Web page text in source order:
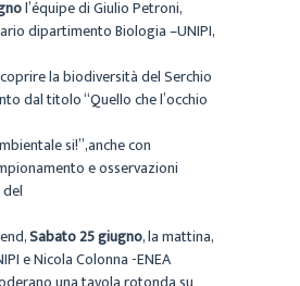
l’équipe di Giulio Petroni,
dipartimento Biologia –UNIPI,
la biodiversità del Serchio
dal titolo “Quello che l’occhio
si!”,anche con
e osservazioni
Sabato 25 giugno, la mattina,
e Nicola Colonna -ENEA